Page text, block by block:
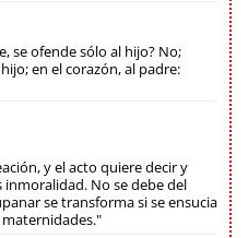
se ofende sólo al hijo? No;
en el corazón, al padre:
y el acto quiere decir y
inmoralidad. No se debe del
se transforma si se ensucia